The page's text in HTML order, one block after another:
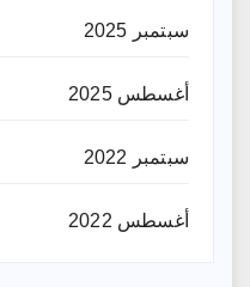
سبتمبر 2025
أغسطس 2025
سبتمبر 2022
أغسطس 2022